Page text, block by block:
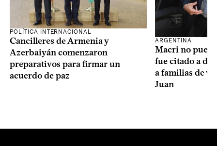
POLÍTICA INTERNACIONAL
Cancilleres de Armenia y
Azerbaiyán comenzaron
preparativos para firmar un
acuerdo de paz
ARGENTINA
Macri no
fue citado a
a familias de
Juan